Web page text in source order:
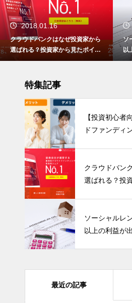
2018.01.16
クラウドバンクはなぜ投資家から
選ばれる？投資家から見たポイン
トをまとめました
ソ
以
要
特集記事
【投資初心者
ドファンディ
クラウドバン
選ばれる？投
ソーシャルレ
以上の利益が
最近の記事